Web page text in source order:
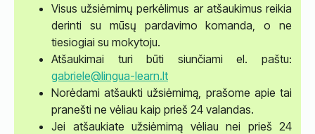
Visus užsiėmimų perkėlimus ar atšaukimus reikia
derinti su mūsų pardavimo komanda, o ne
tiesiogiai su mokytoju.
Atšaukimai turi būti siunčiami el. paštu:
gabriele@lingua-learn.lt
Norėdami atšaukti užsiėmimą, prašome apie tai
pranešti ne vėliau kaip prieš 24 valandas.
Jei atšaukiate užsiėmimą vėliau nei prieš 24